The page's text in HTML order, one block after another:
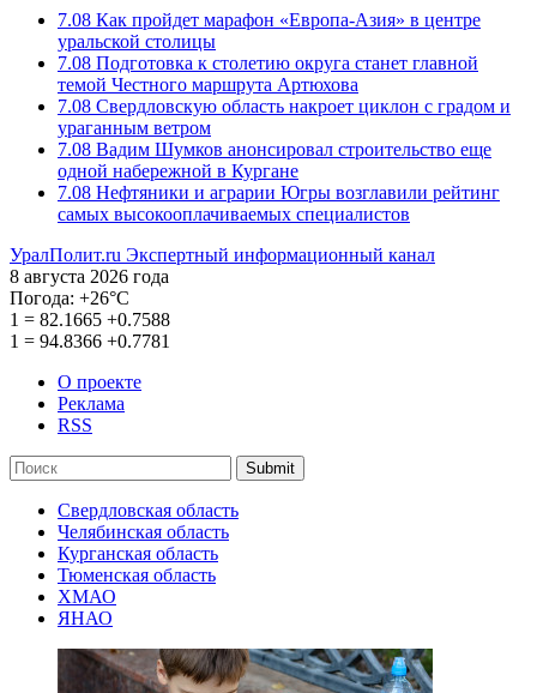
7.08 Как пройдет марафон «Европа-Азия» в центре
уральской столицы
7.08 Подготовка к столетию округа станет главной
темой Честного маршрута Артюхова
7.08 Свердловскую область накроет циклон с градом и
ураганным ветром
7.08 Вадим Шумков анонсировал строительство еще
одной набережной в Кургане
7.08 Нефтяники и аграрии Югры возглавили рейтинг
самых высокооплачиваемых специалистов
УралПолит.ru Экспертный информационный канал
8 августа 2026 года
Погода: +26°С
1 = 82.1665 +0.7588
1 = 94.8366 +0.7781
О проекте
Реклама
RSS
Submit
Свердловская область
Челябинская область
Курганская область
Тюменская область
ХМАО
ЯНАО